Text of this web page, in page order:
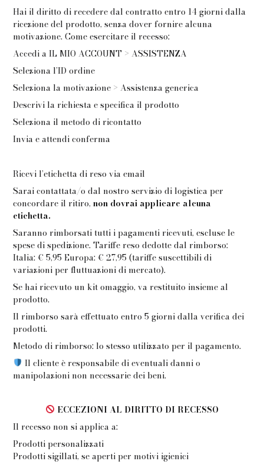
Hai il diritto di recedere dal contratto entro 14 giorni dalla
ricezione del prodotto, senza dover fornire alcuna
motivazione. Come esercitare il recesso:
Accedi a IL MIO ACCOUNT > ASSISTENZA
Seleziona l’ID ordine
Seleziona la motivazione > Assistenza generica
Descrivi la richiesta e specifica il prodotto
Seleziona il metodo di ricontatto
Invia e attendi conferma
Ricevi l’etichetta di reso via email
Sarai contattata/o dal nostro servizio di logistica per
concordare il ritiro,non dovrai applicare alcuna
etichetta.
Saranno rimborsati tutti i pagamenti ricevuti, escluse le
spese di spedizione. Tariffe reso dedotte dal rimborso:
Italia: € 5,95 Europa: € 27,95 (tariffe suscettibili di
variazioni per fluttuazioni di mercato).
Se hai ricevuto un kit omaggio, va restituito insieme al
prodotto.
Il rimborso sarà effettuato entro 5 giorni dalla verifica dei
prodotti.
Metodo di rimborso: lo stesso utilizzato per il pagamento.
Il cliente è responsabile di eventuali danni o
manipolazioni non necessarie dei beni.
ECCEZIONI AL DIRITTO DI RECESSO
Il recesso non si applica a:
Prodotti personalizzati
Prodotti sigillati, se aperti per motivi igienici